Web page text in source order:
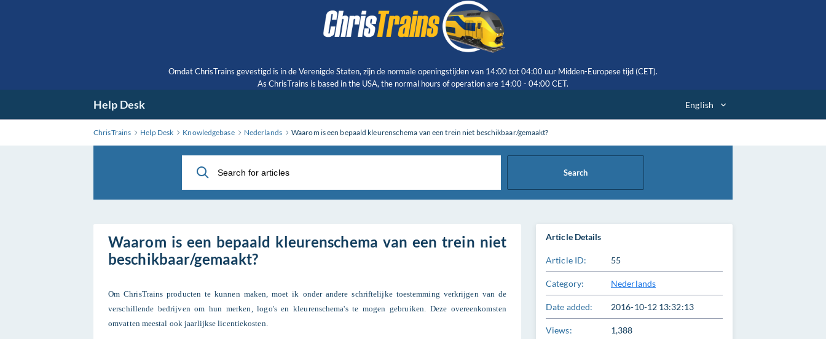
Omdat ChrisTrains gevestigd is in de Verenigde Staten, zijn de normale openingstijden van 14:00 tot 04:00 uur Midden-Europese tijd (CET).
As ChrisTrains is based in the USA, the normal hours of operation are 14:00 - 04:00 CET.
Help Desk English
ChrisTrains Help Desk Knowledgebase Nederlands Waarom is een bepaald kleurenschema van een trein niet beschikbaar/gemaakt?
Search
Waarom is een bepaald kleurenschema van een trein niet
beschikbaar/gemaakt?
Om ChrisTrains producten te kunnen maken, moet ik onder andere schriftelijke toestemming verkrijgen van de
verschillende bedrijven om hun merken, logo's en kleurenschema's te mogen gebruiken. Deze overeenkomsten
omvatten meestal ook jaarlijkse licentiekosten.
Article Details
Article ID: 55
Category: Nederlands
Date added: 2016-10-12 13:32:13
Views: 1,388